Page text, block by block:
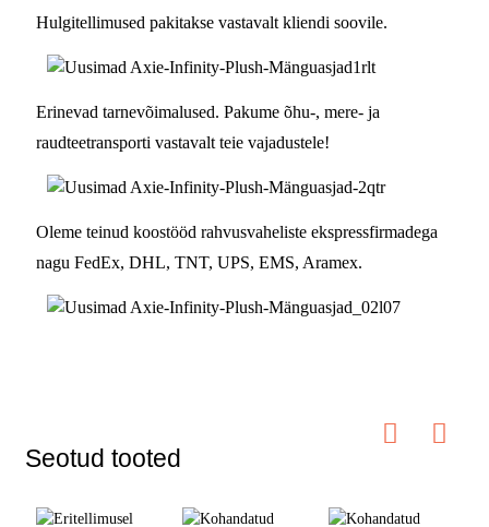
Hulgitellimused pakitakse vastavalt kliendi soovile.
Erinevad tarnevõimalused. Pakume õhu-, mere- ja
raudteetransporti vastavalt teie vajadustele!
Oleme teinud koostööd rahvusvaheliste ekspressfirmadega
nagu FedEx, DHL, TNT, UPS, EMS, Aramex.
Seotud tooted